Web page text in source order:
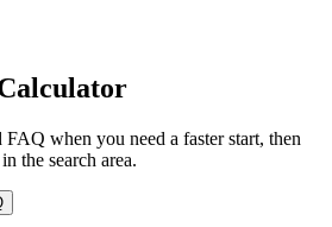
when you need a faster start, then
the search area.